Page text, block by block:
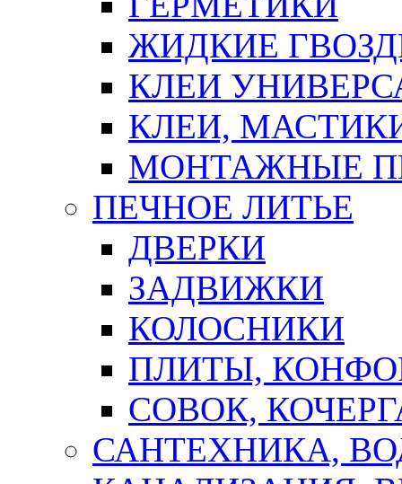
ЖИДКИЕ
КЛЕИ
КЛЕИ,
МОНТАЖНЫЕ
ПЕЧНОЕ ЛИТЬЕ
ДВЕРКИ
ЗАДВИЖКИ
КОЛОСНИКИ
ПЛИТЫ,
СОВОК,
САНТЕХНИКА,